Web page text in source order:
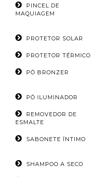
PINCEL DE
MAQUIAGEM
PROTETOR SOLAR
PROTETOR TÉRMICO
PÓ BRONZER
PÓ ILUMINADOR
REMOVEDOR DE
ESMALTE
SABONETE ÍNTIMO
SHAMPOO A SECO